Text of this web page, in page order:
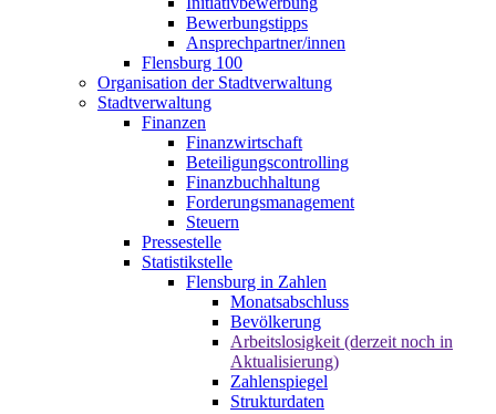
Bewerbungstipps
Ansprechpartner/innen
Flensburg 100
Organisation der Stadtverwaltung
Stadtverwaltung
Finanzen
Finanzwirtschaft
Beteiligungscontrolling
Finanzbuchhaltung
Forderungsmanagement
Steuern
Pressestelle
Statistikstelle
Flensburg in Zahlen
Monatsabschluss
Bevölkerung
Arbeitslosigkeit (derzeit noch in
Aktualisierung)
Zahlenspiegel
Strukturdaten